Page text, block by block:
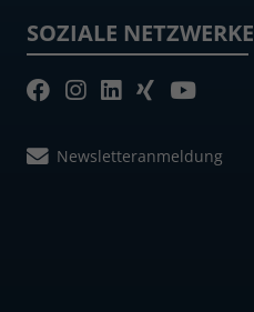
SOZIALE NETZWERKE
Newsletteranmeldung